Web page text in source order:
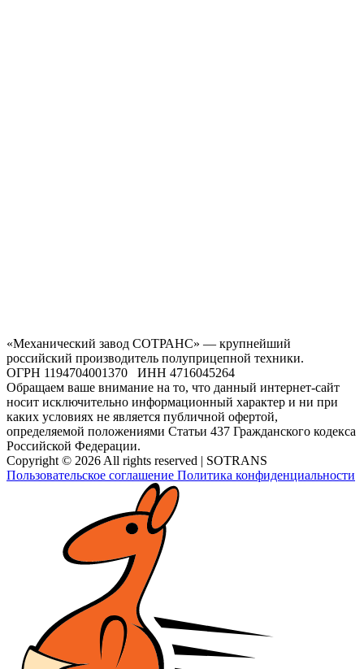
«Механический завод СОТРАНС» — крупнейший
российский производитель полуприцепной техники.
ОГРН 1194704001370 ИНН 4716045264
Обращаем ваше внимание на то, что данный интернет-сайт
носит исключительно информационный характер и ни при
каких условиях не является публичной офертой,
определяемой положениями Статьи 437 Гражданского кодекса
Российской Федерации.
Copyright © 2026 All rights reserved | SOTRANS
Пользовательское соглашение Политика конфиденциальности